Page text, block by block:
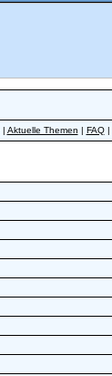
| Aktuelle Themen | FAQ|